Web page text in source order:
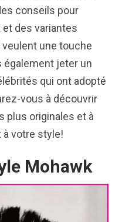
conseils pour
des variantes
une touche
également jeter un
qui ont adopté
vous à découvrir
plus originales et à
à votre style!
Mohawk